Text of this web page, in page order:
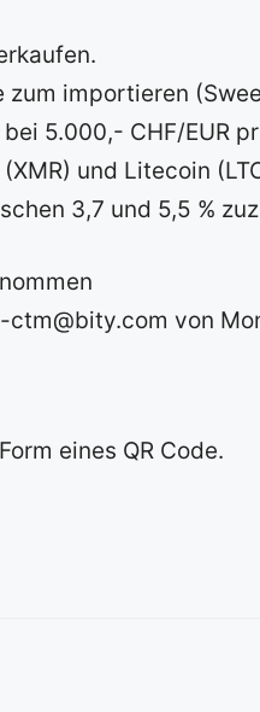
importieren
5.000,- CHF/EUR
und Litecoin
3,7 und 5,5 %
von
eines QR Code.